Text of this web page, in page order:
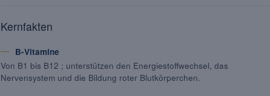
Kernfakten
B-Vitamine
Von B1 bis B12 ; unterstützen den Energiestoffwechsel, das
Nervensystem und die Bildung roter Blutkörperchen.